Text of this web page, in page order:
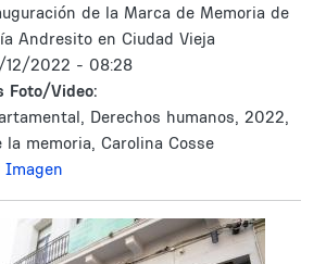
de la Marca de Memoria de
Andresito en Ciudad Vieja
12/2022 - 08:28
Foto/Video:
Derechos humanos, 2022,
la memoria, Carolina Cosse
Imagen